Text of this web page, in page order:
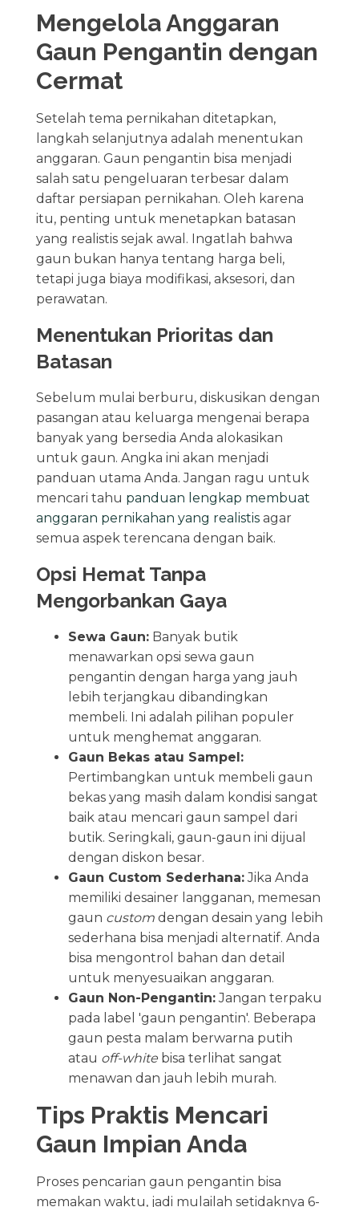
Mengelola Anggaran
Gaun Pengantin dengan
Cermat
Setelah tema pernikahan ditetapkan,
langkah selanjutnya adalah menentukan
anggaran. Gaun pengantin bisa menjadi
salah satu pengeluaran terbesar dalam
daftar persiapan pernikahan. Oleh karena
itu, penting untuk menetapkan batasan
yang realistis sejak awal. Ingatlah bahwa
gaun bukan hanya tentang harga beli,
tetapi juga biaya modifikasi, aksesori, dan
perawatan.
Menentukan Prioritas dan
Batasan
Sebelum mulai berburu, diskusikan dengan
pasangan atau keluarga mengenai berapa
banyak yang bersedia Anda alokasikan
untuk gaun. Angka ini akan menjadi
panduan utama Anda. Jangan ragu untuk
mencari tahu panduan lengkap membuat
anggaran pernikahan yang realistisagar
semua aspek terencana dengan baik.
Opsi Hemat Tanpa
Mengorbankan Gaya
Sewa Gaun:Banyak butik
menawarkan opsi sewa gaun
pengantin dengan harga yang jauh
lebih terjangkau dibandingkan
membeli. Ini adalah pilihan populer
untuk menghemat anggaran.
Gaun Bekas atau Sampel:
Pertimbangkan untuk membeli gaun
bekas yang masih dalam kondisi sangat
baik atau mencari gaun sampel dari
butik. Seringkali, gaun-gaun ini dijual
dengan diskon besar.
Gaun Custom Sederhana:Jika Anda
memiliki desainer langganan, memesan
gaun customdengan desain yang lebih
sederhana bisa menjadi alternatif. Anda
bisa mengontrol bahan dan detail
untuk menyesuaikan anggaran.
Gaun Non-Pengantin:Jangan terpaku
pada label 'gaun pengantin'. Beberapa
gaun pesta malam berwarna putih
atau off-whitebisa terlihat sangat
menawan dan jauh lebih murah.
Tips Praktis Mencari
Gaun Impian Anda
Proses pencarian gaun pengantin bisa
memakan waktu, jadi mulailah setidaknya 6-